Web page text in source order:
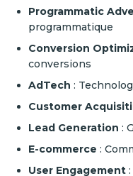
Programmatic
programmatique
Conversion
conversions
AdTech :
Customer
Lead Generation :
E-commerce :
User Engagement